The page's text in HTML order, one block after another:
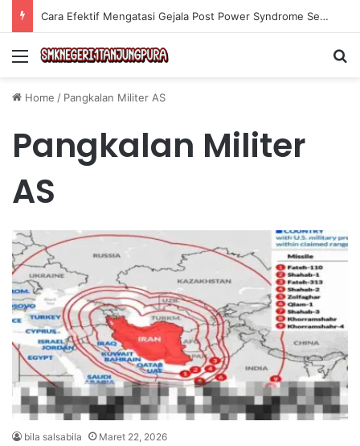
Cara Efektif Mengatasi Gejala Post Power Syndrome Setelah Pensiun Kerja
Menu
Home / Pangkalan Militer AS
Pangkalan Militer
AS
bila salsabila Maret 22, 2026